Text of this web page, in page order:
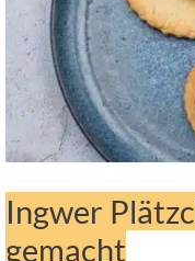
Ingwer
gemacht